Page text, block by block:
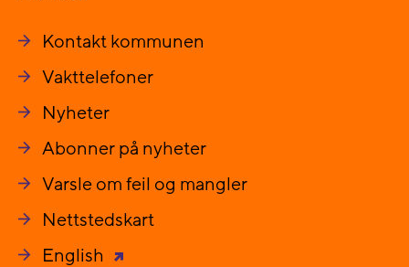
Kontakt kommunen
Vakttelefoner
Nyheter
Abonner på nyheter
Varsle om feil og mangler
Nettstedskart
English